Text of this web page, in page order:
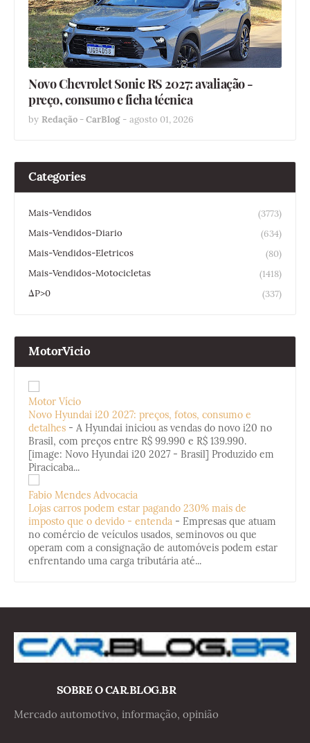
Novo Chevrolet Sonic RS 2027: avaliação -
preço, consumo e ficha técnica
by Redação - CarBlog - agosto 01, 2026
Categories
Mais-Vendidos
(3773)
Mais-Vendidos-Diario
(634)
Mais-Vendidos-Eletricos
(80)
Mais-Vendidos-Motocicletas
(1418)
ΔP>0
(337)
MotorVicio
Motor Vício
Novo Hyundai i20 2027: preços, fotos, consumo e
detalhes - A Hyundai iniciou as vendas do novo i20 no
Brasil, com preços entre R$ 99.990 e R$ 139.990.
[image: Novo Hyundai i20 2027 - Brasil] Produzido em
Piracicaba...
Fabio Mendes Advocacia
Lojas carros podem estar pagando 230% mais de
imposto que o devido - entenda - Empresas que atuam
no comércio de veículos usados, seminovos ou que
operam com a consignação de automóveis podem estar
enfrentando uma carga tributária até...
SOBRE O CAR.BLOG.BR
Mercado automotivo, informação, opinião